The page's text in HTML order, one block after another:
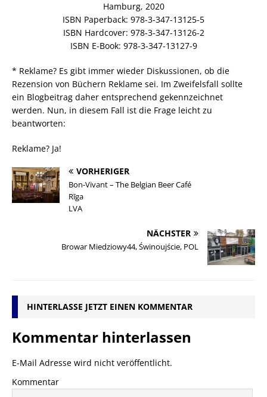
Hamburg, 2020
ISBN Paperback: 978-3-347-13125-5
ISBN Hardcover: 978-3-347-13126-2
ISBN E-Book: 978-3-347-13127-9
* Reklame? Es gibt immer wieder Diskussionen, ob die
Rezension von Büchern Reklame sei. Im Zweifelsfall sollte
ein Blogbeitrag daher entsprechend gekennzeichnet
werden. Nun, in diesem Fall ist die Frage leicht zu
beantworten:
Reklame? Ja!
VORHERIGER
Bon-Vivant – The Belgian Beer Café
Rīga
LVA
NÄCHSTER
Browar Miedziowy44, Świnoujście, POL
HINTERLASSE JETZT EINEN KOMMENTAR
Kommentar hinterlassen
E-Mail Adresse wird nicht veröffentlicht.
Kommentar